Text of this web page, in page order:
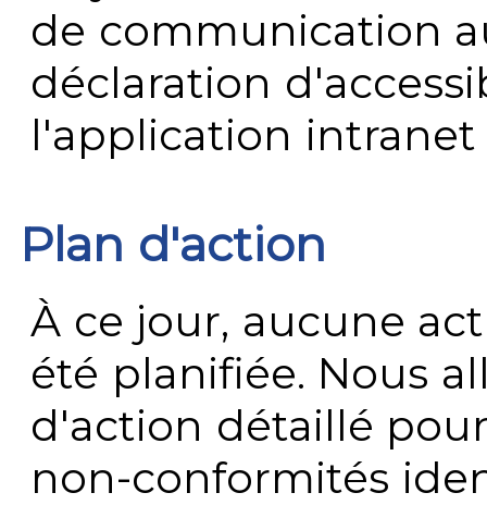
de communication
déclaration
l'application
Plan d'action
À ce jour, aucune
été planifiée. Nous
d'action détaillé
non-conformités